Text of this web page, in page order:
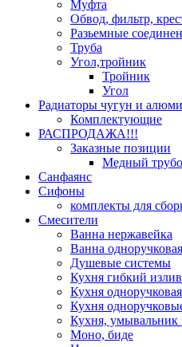
Муфта
Обвод, фильтр,
Разьемные
Труба
Угол,тройник
Тройник
Угол
Радиаторы чугун и
Комплектующие
РАСПРОДАЖА!!!
Заказные позиции
Медный
Санфаянс
Сифоны
комплекты для
Смесители
Ванна нержавейка
Ванна одноручковая
Душевые системы
Кухня гибкий
Кухня
Кухня
Кухня, умывальник
Моно, биде